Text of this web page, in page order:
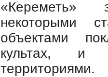
«Кереметь»
некоторыми
объектами
культах,
территориями.